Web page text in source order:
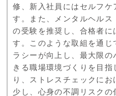
修、新入社員にはセルフケ
す。また、メンタルヘル
の受験を推奨し、合格者に
す。このような取組を通
ラシーが向上し、最大限
きる職場環境づくりを目
り、ストレスチェックに
少し、心身の不調リスクの